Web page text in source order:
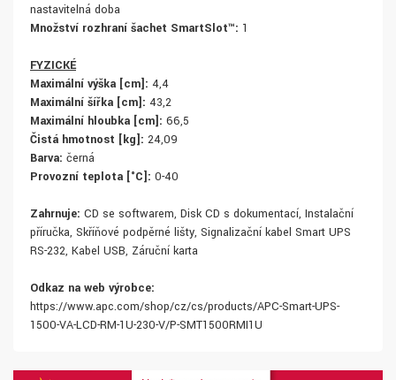
nastavitelná doba
Množství rozhraní šachet SmartSlot™: 1
FYZICKÉ
Maximální výška [cm]: 4,4
Maximální šířka [cm]: 43,2
Maximální hloubka [cm]: 66,5
Čistá hmotnost [kg]: 24,09
Barva: černá
Provozní teplota [°C]: 0-40
Zahrnuje: CD se softwarem, Disk CD s dokumentací, Instalační
příručka, Skříňové podpěrné lišty, Signalizační kabel Smart UPS
RS-232, Kabel USB, Záruční karta
Odkaz na web výrobce:
https://www.apc.com/shop/cz/cs/products/APC-Smart-UPS-
1500-VA-LCD-RM-1U-230-V/P-SMT1500RMI1U